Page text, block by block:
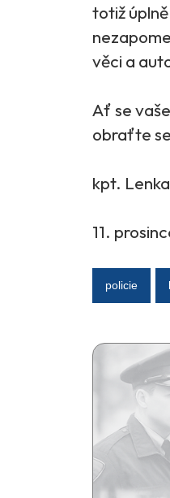
totiž
věci a
Ať se
obraťte
kpt.
11.
policie